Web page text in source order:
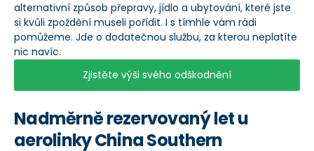
alternativní způsob přepravy, jídlo a ubytování, které jste
si kvůli zpoždění museli pořídit. I s tímhle vám rádi
pomůžeme. Jde o dodatečnou službu, za kterou neplatíte
nic navíc.
Zjistěte výši svého odškodnění
Nadměrně rezervovaný let u
aerolinky China Southern